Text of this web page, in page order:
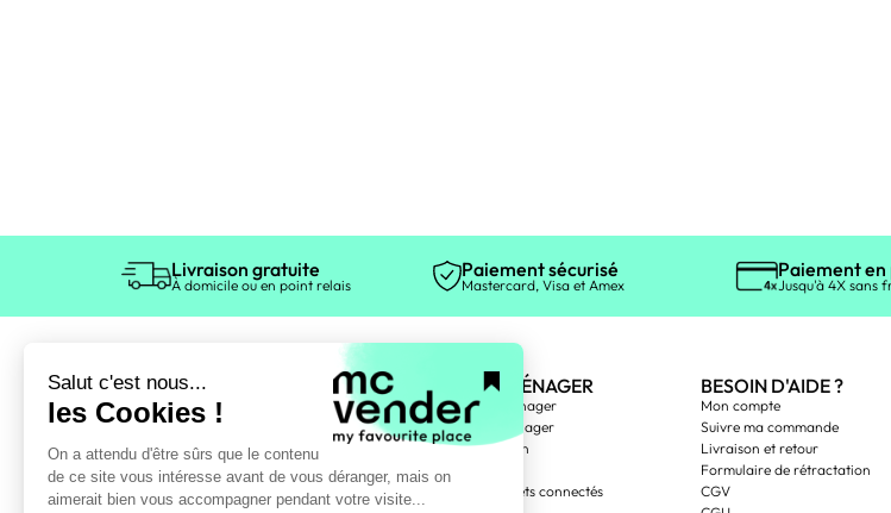
Livraison gratuite
À domicile ou en point relais
Paiement sécurisé
Mastercard, Visa et Amex
Paiement en
Jusqu'à 4X sans
ÉLECTROMÉNAGER
Gros électroménager
Petit électroménager
Entretien maison
TV, Vidéo
Téléphonie, objets connectés
BESOIN D'AIDE ?
Mon compte
Suivre ma commande
Livraison et retour
Formulaire de rétractation
CGV